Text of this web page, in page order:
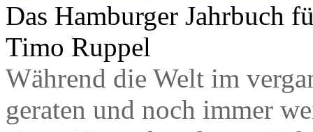
Das Hamburger Jahrbuch
Timo Ruppel
Während die Welt im
geraten und noch immer